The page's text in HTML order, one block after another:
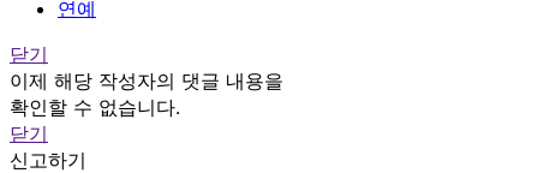
연예
닫기
이제 해당 작성자의 댓글 내용을
확인할 수 없습니다.
닫기
신고하기